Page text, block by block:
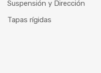
Suspensión y Dirección
Tapas rígidas